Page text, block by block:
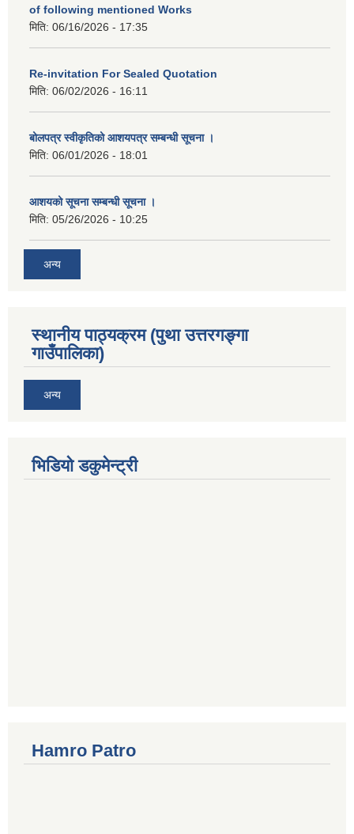
of following mentioned Works
मिति: 06/16/2026 - 17:35
Re-invitation For Sealed Quotation
मिति: 06/02/2026 - 16:11
बोलपत्र स्वीकृतिको आशयपत्र सम्बन्धी सूचना ।
मिति: 06/01/2026 - 18:01
आशयको सूचना सम्बन्धी सूचना ।
मिति: 05/26/2026 - 10:25
अन्य
स्थानीय पाठ्यक्रम (पुथा उत्तरगङ्गा
गाउँपालिका)
अन्य
भिडियो डकुमेन्ट्री
Hamro Patro